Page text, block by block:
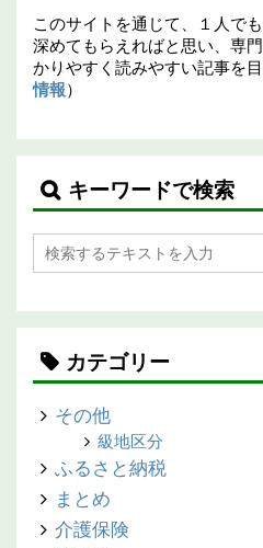
このサイトを通じて、１人で
深めてもらえればと思い、専
かりやすく読みやすい記事を
情報）
キーワードで検索
カテゴリー
その他
級地区分
ふるさと納税
まとめ
介護保険